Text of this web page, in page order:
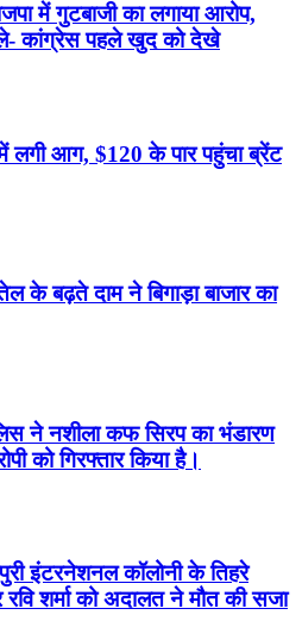
में गुटबाजी का लगाया आरोप,
कांग्रेस पहले खुद को देखे
आग, $120 के पार पहुंचा ब्रेंट
के बढ़ते दाम ने बिगाड़ा बाजार का
ने नशीला कफ सिरप का भंडारण
को गिरफ्तार किया है।
इंटरनेशनल कॉलोनी के तिहरे
रवि शर्मा को अदालत ने मौत की सजा